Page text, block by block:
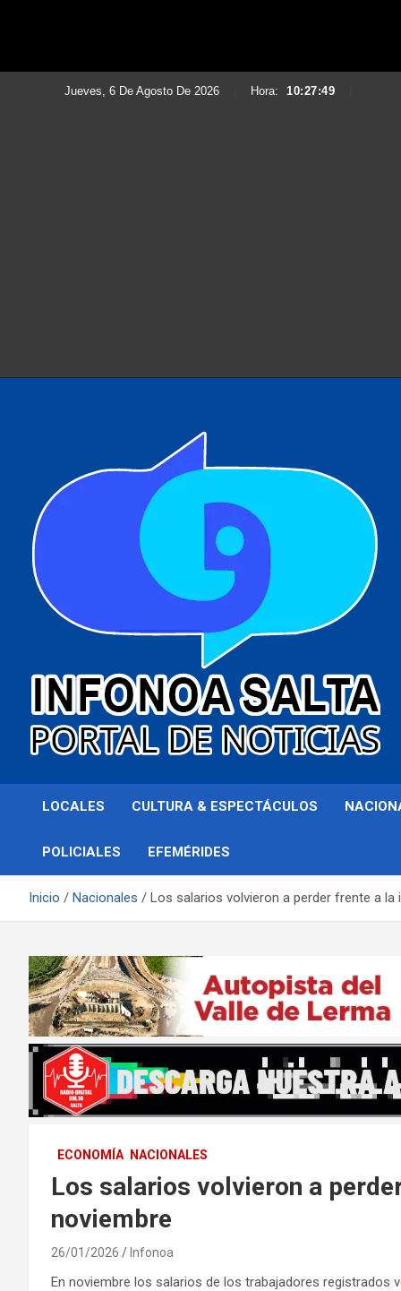
Jueves, 6 De Agosto De 2026 Hora: 10:27:51
Infonoa Salta
LOCALES CULTURA & ESPECTÁCULOS
POLICIALES EFEMÉRIDES
Inicio Nacionales Los salarios volvieron a perder frente a la
ECONOMÍA NACIONALES
Los salarios volvieron a
noviembre
26/01/2026 Infonoa
En noviembre los salarios de los trabajadores registrados